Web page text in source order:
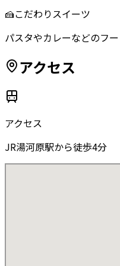
🍰こだわりスイーツ
パスタやカレーなどのフ
アクセス
アクセス
JR湯河原駅から徒歩4分